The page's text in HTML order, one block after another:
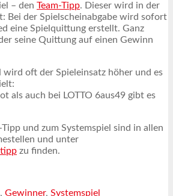
– den Team-Tipp. Dieser wird in der
Bei der Spielscheinabgabe wird sofort
eine Spielquittung erstellt. Ganz
seine Quittung auf einen Gewinn
wird oft der Spieleinsatz höher und es
als auch bei LOTTO 6aus49 gibt es
und zum Systemspiel sind in allen
und unter
zu finden.
, Gewinner, Systemspiel